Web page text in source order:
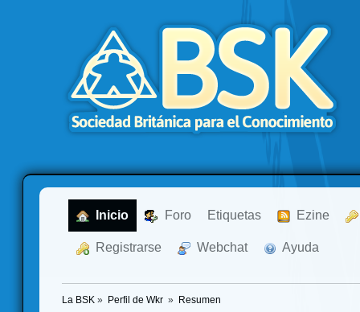
Inicio Foro Etiquetas Ezine
Registrarse Webchat Ayuda
La BSK » Perfil de Wkr » Resumen